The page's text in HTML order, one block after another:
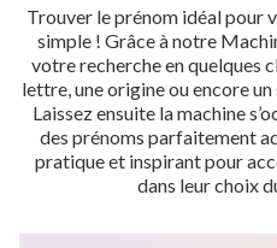
Trouver le prénom idéal pour
simple ! Grâce à notre
votre recherche en quelques
lettre, une origine ou encore
Laissez ensuite la machine
des prénoms parfaitement
pratique et inspirant pour
dans leur choix